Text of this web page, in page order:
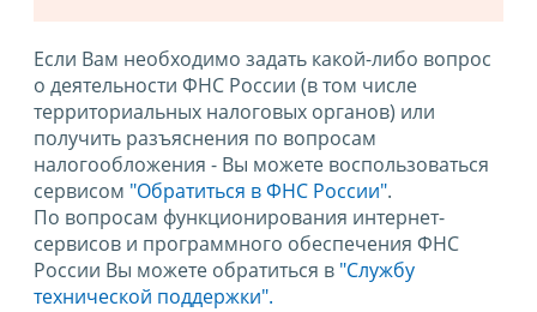
Если Вам необходимо задать какой-либо вопрос
о деятельности ФНС России (в том числе
территориальных налоговых органов) или
получить разъяснения по вопросам
налогообложения - Вы можете воспользоваться
сервисом "Обратиться в ФНС России".
По вопросам функционирования интернет-
сервисов и программного обеспечения ФНС
России Вы можете обратиться в "Службу
технической поддержки".